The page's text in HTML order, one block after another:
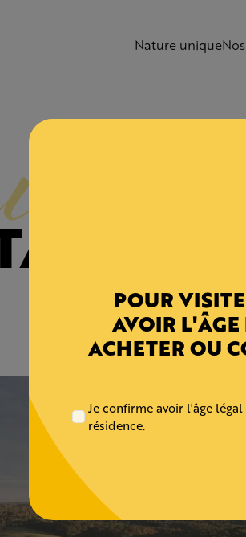
Nature unique
POUR
AVOIR
ACHETER OU
Je confirme avoir l'âge
résidence.